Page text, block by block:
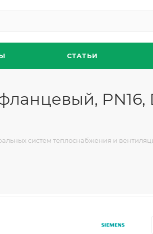
СТАТЬИ
PN16,
систем теплоснабжения и